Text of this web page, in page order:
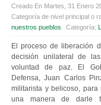
Creado En Martes, 31 Enero
Categoría de nivel principal o
nuestros pueblos
Categoría:
El proceso de liberación
decisión unilateral de
voluntad de paz. El
Defensa, Juan Carlos
militarista y belicoso,
una manera de darle